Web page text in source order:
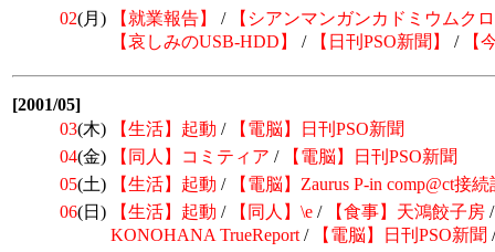
02(月) 【就業報告】 /
【シアンマンガンカドミウムク
【哀しみのUSB-HDD】
/ 【日刊PSO新聞】 / 【
[2001/05]
03(木) 【生活】起動 /
【電脳】日刊PSO新聞
04(金) 【同人】コミティア /
【電脳】日刊PSO新聞
05(土) 【生活】起動 /
【電脳】Zaurus P-in comp@ct接
06(日) 【生活】起動 / 【同人】\e / 【食事】天鴻餃子房
KONOHANA TrueReport / 【電脳】日刊PSO新聞